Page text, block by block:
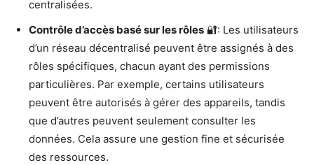
centralisées.
Contrôle d’accès basé sur les rôles 🔐: Les utilisateurs
d’un réseau décentralisé peuvent être assignés à des
rôles spécifiques, chacun ayant des permissions
particulières. Par exemple, certains utilisateurs
peuvent être autorisés à gérer des appareils, tandis
que d’autres peuvent seulement consulter les
données. Cela assure une gestion fine et sécurisée
des ressources.